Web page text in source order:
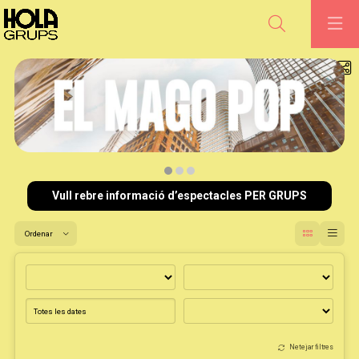
Diapositiva 1 de 3
Vull rebre informació d’espectacles PER GRUPS
Ordenar
Netejar filtres